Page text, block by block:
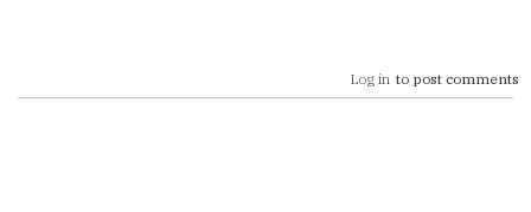
Log in to post comments